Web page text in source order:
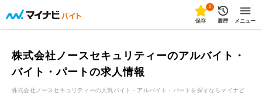
0
保存 履歴 メニュー
株式会社ノースセキュリティーのアルバイト・
バイト・パートの求人情報
株式会社ノースセキュリティーの人気バイト・アルバイト・パートを探すならマイナビ